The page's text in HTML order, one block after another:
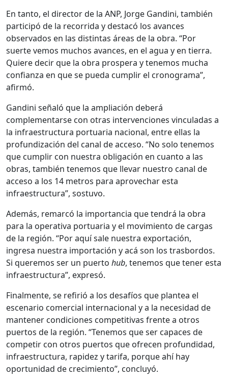
En tanto, el director de la ANP, Jorge Gandini, también
participó de la recorrida y destacó los avances
observados en las distintas áreas de la obra. “Por
suerte vemos muchos avances, en el agua y en tierra.
Quiere decir que la obra prospera y tenemos mucha
confianza en que se pueda cumplir el cronograma”,
afirmó.
Gandini señaló que la ampliación deberá
complementarse con otras intervenciones vinculadas a
la infraestructura portuaria nacional, entre ellas la
profundización del canal de acceso. “No solo tenemos
que cumplir con nuestra obligación en cuanto a las
obras, también tenemos que llevar nuestro canal de
acceso a los 14 metros para aprovechar esta
infraestructura”, sostuvo.
Además, remarcó la importancia que tendrá la obra
para la operativa portuaria y el movimiento de cargas
de la región. “Por aquí sale nuestra exportación,
ingresa nuestra importación y acá son los trasbordos.
Si queremos ser un puerto hub, tenemos que tener esta
infraestructura”, expresó.
Finalmente, se refirió a los desafíos que plantea el
escenario comercial internacional y a la necesidad de
mantener condiciones competitivas frente a otros
puertos de la región. “Tenemos que ser capaces de
competir con otros puertos que ofrecen profundidad,
infraestructura, rapidez y tarifa, porque ahí hay
oportunidad de crecimiento”, concluyó.